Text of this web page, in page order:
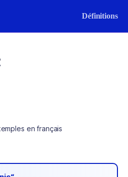
Définitions
en français